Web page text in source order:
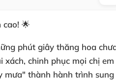
cao! 🌟
phút giây thăng hoa
xách, chinh phục mọi chị
thành hành trình sung